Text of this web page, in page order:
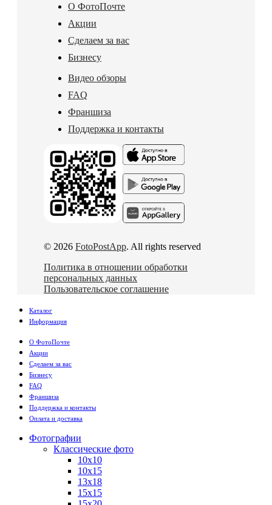
О ФотоПочте
Акции
Сделаем за вас
Бизнесу
Видео обзоры
FAQ
Франшиза
Поддержка и контакты
© 2026 FotoPostApp. All rights reserved
Политика в отношении обработки
персональных данных
Пользовательское соглашение
Каталог
Информация
О ФотоПочте
Акции
Сделаем за вас
Бизнесу
FAQ
Франшиза
Поддержка и контакты
Оплата и доставка
Фотографии
Классические фото
10х10
10х15
13х18
15х15